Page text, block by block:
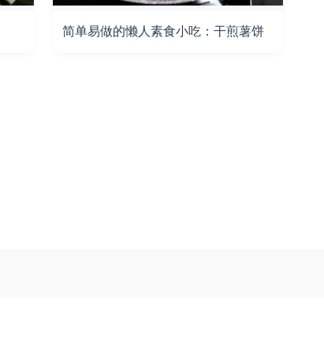
简单易做的懒人素食小吃：干煎薯饼